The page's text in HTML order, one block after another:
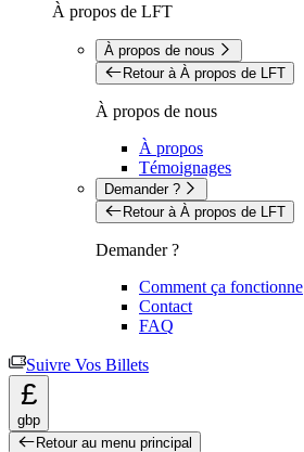
À propos de LFT
À propos de nous
Retour à À propos de LFT
À propos de nous
À propos
Témoignages
Demander ?
Retour à À propos de LFT
Demander ?
Comment ça fonctionne
Contact
FAQ
Suivre Vos Billets
£
gbp
Retour au menu principal